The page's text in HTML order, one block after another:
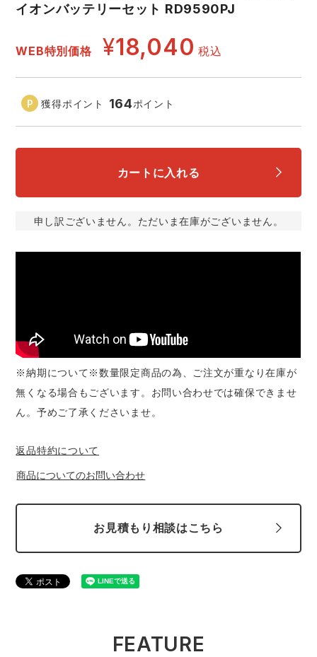
刺繍・プリント加工対象商品
アイトス ランキング
ジーベック ランキング
作業着
ファン付きウェア
エアークラフト 自重堂
サーヴォ セロリー 大阪支店
アタックベース サンエス
弘進ゴム 藤井電工
イオンバッテリーセット RD9590PJ
WEB特別価格 ¥18,040 税込
獲得ポイント 164ポイント
カートに入れる
申し訳ございません。ただいま在庫がございません。
※納期について※数量限定商品の為、ご注文が重なり在庫が
無くなる場合もございます。お問い合わせでは確保できませ
ん。予めご了承くださいませ。
返品特約について
商品についてのお問い合わせ
お見積もり相談はこちら
FEATURE